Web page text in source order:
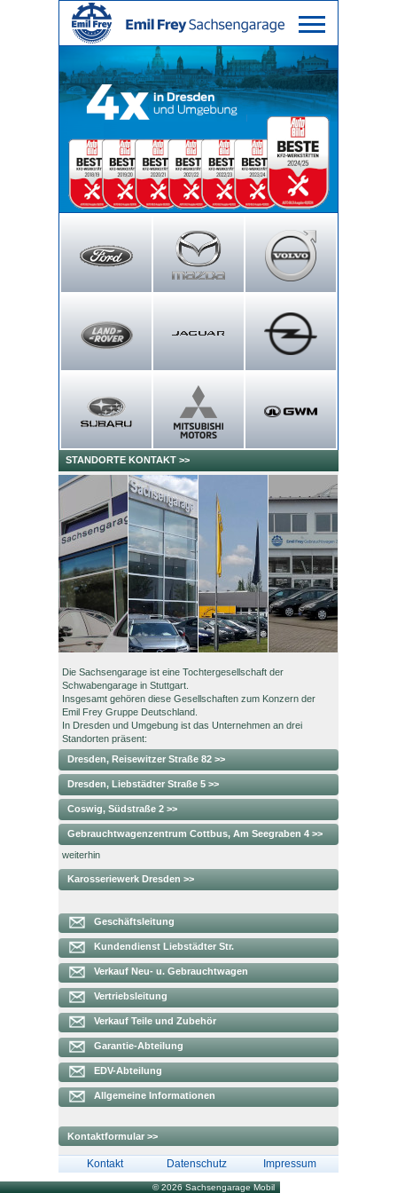
STANDORTE KONTAKT >>
Die Sachsengarage ist eine Tochtergesellschaft der
Schwabengarage in Stuttgart.
Insgesamt gehören diese Gesellschaften zum Konzern der
Emil Frey Gruppe Deutschland.
In Dresden und Umgebung ist das Unternehmen an drei
Standorten präsent:
Dresden, Reisewitzer Straße 82 >>
Dresden, Liebstädter Straße 5 >>
Coswig, Südstraße 2 >>
Gebrauchtwagenzentrum Cottbus, Am Seegraben 4 >>
weiterhin
Karosseriewerk Dresden >>
Geschäftsleitung
Kundendienst Liebstädter Str.
Verkauf Neu- u. Gebrauchtwagen
Vertriebsleitung
Verkauf Teile und Zubehör
Garantie-Abteilung
EDV-Abteilung
Allgemeine Informationen
Kontaktformular >>
Kontakt Datenschutz Impressum
© 2026 Sachsengarage Mobil